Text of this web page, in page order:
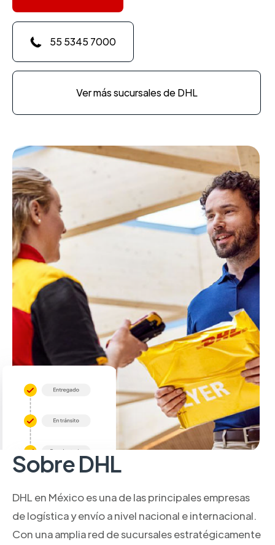
55 5345 7000
Ver más sucursales de DHL
Sobre DHL
DHL en México es una de las principales empresas
de logística y envío a nivel nacional e internacional.
Con una amplia red de sucursales estratégicamente